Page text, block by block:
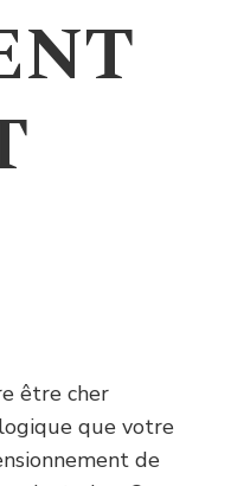
être cher
que votre
de